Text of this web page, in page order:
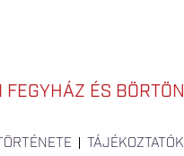
FEGYHÁZ ÉS BÖRTÖN
TÁJÉKOZTATÓK